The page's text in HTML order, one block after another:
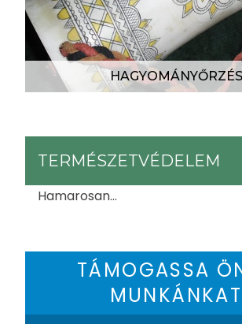
HAGYOMÁNYŐRZÉS
TERMÉSZETVÉDELEM
Hamarosan...
TÁMOGASSA
MUNKÁNKAT